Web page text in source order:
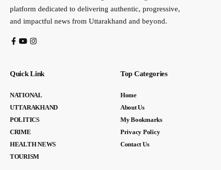
platform dedicated to delivering authentic, progressive,
and impactful news from Uttarakhand and beyond.
Quick Link
NATIONAL
UTTARAKHAND
POLITICS
CRIME
HEALTH NEWS
TOURISM
Top Categories
Home
About Us
My Bookmarks
Privacy Policy
Contact Us